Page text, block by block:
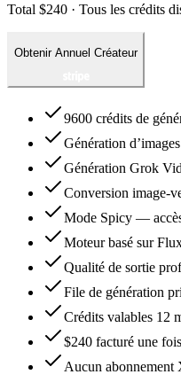
Total $240 · Tous les crédits
Obtenir Annuel Créateur
9600 crédits de
Génération
Génération Grok
Conversion image-
Mode Spicy —
Moteur basé sur
Qualité de sortie
File de génération
Crédits valables 12
$240 facturé une
Aucun abonnement